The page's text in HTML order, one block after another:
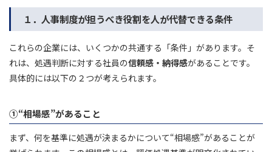
１．人事制度が担うべき役割を人が代替できる条件
これらの企業には、いくつかの共通する「条件」があります。そ
れは、処遇判断に対する社員の信頼感・納得感があることです。
具体的には以下の２つが考えられます。
①“相場感”があること
まず、何を基準に処遇が決まるかについて“相場感”があることが